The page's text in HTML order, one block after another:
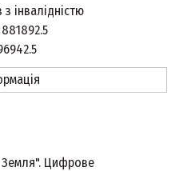
інвалідністю
881892.5
Цифрове